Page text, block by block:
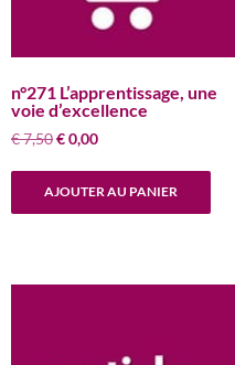
n°271 L’apprentissage, une
voie d’excellence
€7,50Le
€0,00Le
AJOUTER AU PANIER